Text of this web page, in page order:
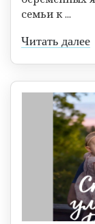
семьи к ...
Читать далее